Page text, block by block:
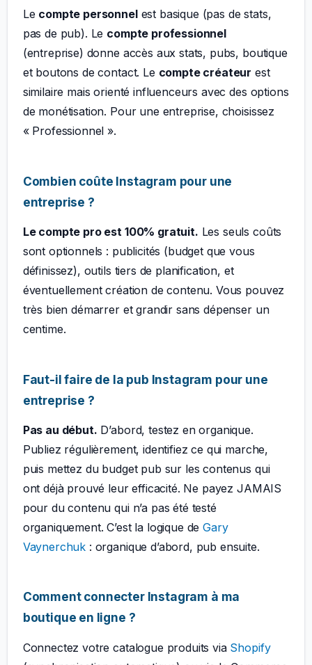
Le compte personnelest basique (pas de stats,
pas de pub). Le compte professionnel
(entreprise) donne accès aux stats, pubs, boutique
et boutons de contact. Le compte créateur est
similaire mais orienté influenceurs avec des options
de monétisation. Pour une entreprise, choisissez
« Professionnel ».
Combien coûte Instagram pour une
entreprise ?
Le compte pro est 100% gratuit. Les seuls coûts
sont optionnels : publicités (budget que vous
définissez), outils tiers de planification, et
éventuellement création de contenu. Vous pouvez
très bien démarrer et grandir sans dépenser un
centime.
Faut-il faire de la pub Instagram pour une
entreprise ?
Pas au début. D’abord, testez en organique.
Publiez régulièrement, identifiez ce qui marche,
puis mettez du budget pub sur les contenus qui
ont déjà prouvé leur efficacité. Ne payez JAMAIS
pour du contenu qui n’a pas été testé
organiquement. C’est la logique deGary
Vaynerchuk : organique d’abord, pub ensuite.
Comment connecter Instagram à ma
boutique en ligne ?
Connectez votre catalogue produits via Shopify